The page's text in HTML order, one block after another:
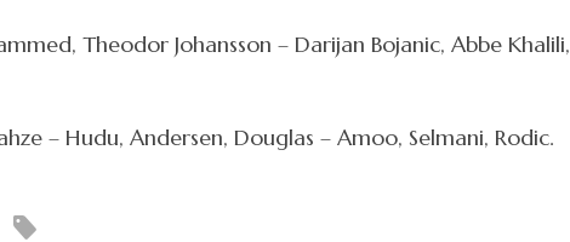
Theodor Johansson – Darijan Bojanic, Abbe Khalili,
– Hudu, Andersen, Douglas – Amoo, Selmani, Rodic.